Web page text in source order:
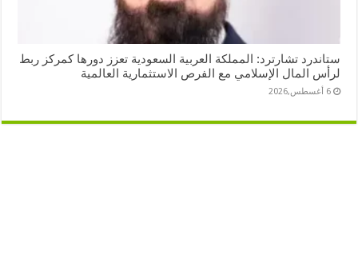
ستاندرد تشارترد: المملكة العربية السعودية تعزز دورها كمركز ربط
لرأس المال الإسلامي مع الفرص الاستثمارية العالمية
6 أغسطس,2026